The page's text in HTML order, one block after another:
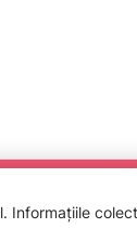
Informațiile